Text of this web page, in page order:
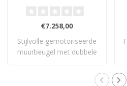
€7.258,00
Stijlvolle gemotoriseerde
muurbeugel met dubbele